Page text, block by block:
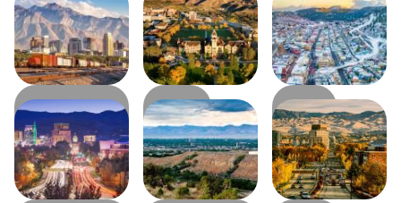
Солт-Лейк-
Сити
50км
Логан
57км
Орем
105км